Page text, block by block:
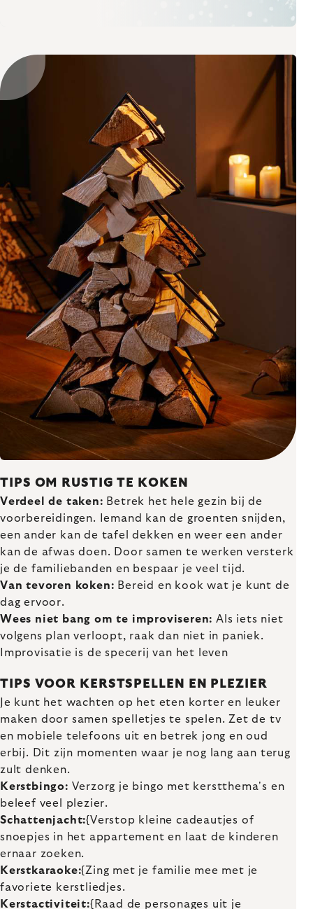
TIPS OM RUSTIG TE KOKEN
Verdeel de taken: Betrek het hele gezin bij de
voorbereidingen. Iemand kan de groenten snijden,
een ander kan de tafel dekken en weer een ander
kan de afwas doen. Door samen te werken versterk
je de familiebanden en bespaar je veel tijd.
Van tevoren koken: Bereid en kook wat je kunt de
dag ervoor.
Wees niet bang om te improviseren: Als iets niet
volgens plan verloopt, raak dan niet in paniek.
Improvisatie is de specerij van het leven
TIPS VOOR KERSTSPELLEN EN PLEZIER
Je kunt het wachten op het eten korter en leuker
maken door samen spelletjes te spelen. Zet de tv
en mobiele telefoons uit en betrek jong en oud
erbij. Dit zijn momenten waar je nog lang aan terug
zult denken.
Kerstbingo: Verzorg je bingo met kerstthema's en
beleef veel plezier.
Schattenjacht:{Verstop kleine cadeautjes of
snoepjes in het appartement en laat de kinderen
ernaar zoeken.
Kerstkaraoke:{Zing met je familie mee met je
favoriete kerstliedjes.
Kerstactiviteit:{Raad de personages uit je